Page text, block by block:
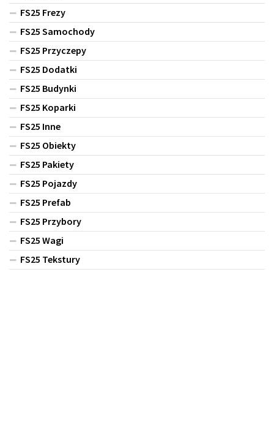
FS25 Frezy
FS25 Samochody
FS25 Przyczepy
FS25 Dodatki
FS25 Budynki
FS25 Koparki
FS25 Inne
FS25 Obiekty
FS25 Pakiety
FS25 Pojazdy
FS25 Prefab
FS25 Przybory
FS25 Wagi
FS25 Tekstury